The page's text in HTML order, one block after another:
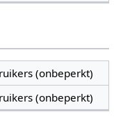
(onbeperkt)
(onbeperkt)